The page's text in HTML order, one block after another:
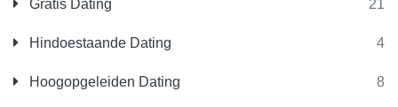
Gratis Dating 21
Hindoestaande Dating 4
Hoogopgeleiden Dating 8